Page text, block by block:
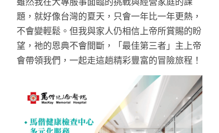
題，就好像台灣的夏天，只會一年比一年更熱，
不會變輕鬆。但我與家人仍相信上帝所賞賜的盼
望，祂的恩典不會間斷，「最佳第三者」主上帝
會帶領我們，一起走這趟精彩豐富的冒險旅程！